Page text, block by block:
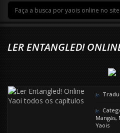
LER ENTANGLED!
Mangás,
Yaois